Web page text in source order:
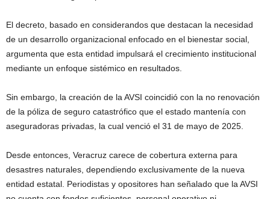
El decreto, basado en considerandos que destacan la necesidad
de un desarrollo organizacional enfocado en el bienestar social,
argumenta que esta entidad impulsará el crecimiento institucional
mediante un enfoque sistémico en resultados.
Sin embargo, la creación de la AVSI coincidió con la no renovación
de la póliza de seguro catastrófico que el estado mantenía con
aseguradoras privadas, la cual venció el 31 de mayo de 2025.
Desde entonces, Veracruz carece de cobertura externa para
desastres naturales, dependiendo exclusivamente de la nueva
entidad estatal. Periodistas y opositores han señalado que la AVSI